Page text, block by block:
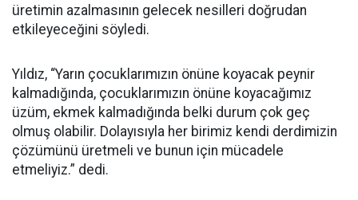
üretimin azalmasının gelecek nesilleri doğrudan
etkileyeceğini söyledi.
Yıldız, “Yarın çocuklarımızın önüne koyacak peynir
kalmadığında, çocuklarımızın önüne koyacağımız
üzüm, ekmek kalmadığında belki durum çok geç
olmuş olabilir. Dolayısıyla her birimiz kendi derdimizin
çözümünü üretmeli ve bunun için mücadele
etmeliyiz.” dedi.